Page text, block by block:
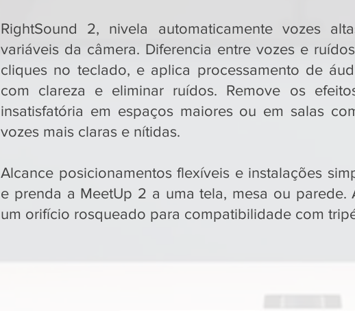
RightSound 2, nivela automaticamente vozes
variáveis da câmera. Diferencia entre vozes e
cliques no teclado, e aplica processamento de
com clareza e eliminar ruídos. Remove os
insatisfatória em espaços maiores ou em salas
vozes mais claras e nítidas.
Alcance posicionamentos flexíveis e instalações
e prenda a MeetUp 2 a uma tela, mesa ou
um orifício rosqueado para compatibilidade com